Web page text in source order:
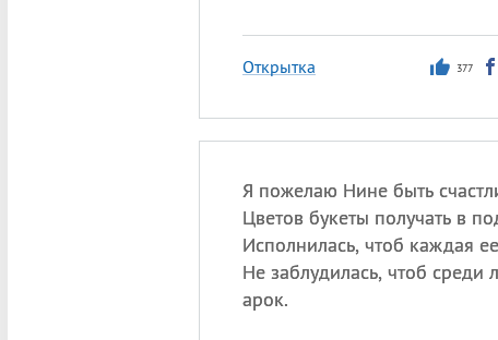
Открытка 377
Я пожелаю Нине быть
Цветов букеты получать в
Исполнилась, чтоб каждая
Не заблудилась, чтоб среди
арок.